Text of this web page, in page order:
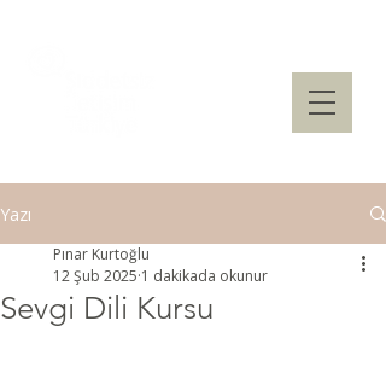
Yazı
Sevgi Dili Kursu
Pınar Kurtoğlu
12 Şub 2025 1 dakikada okunur